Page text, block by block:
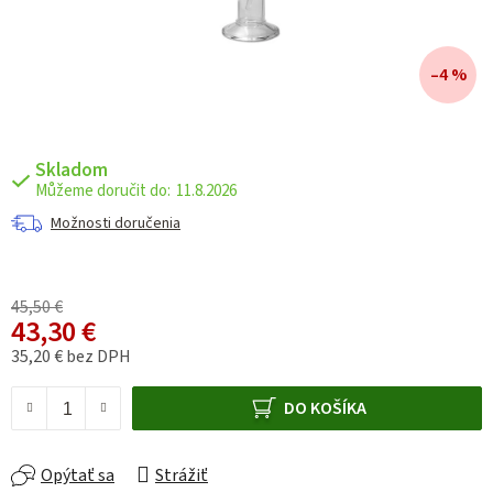
Skladom
11.8.2026
Možnosti doručenia
45,50 €
43,30 €
35,20 € bez DPH
DO KOŠÍKA
Opýtať sa Strážiť
–4 %